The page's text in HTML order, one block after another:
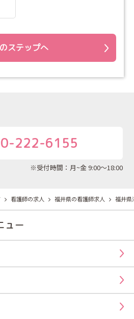
ステップへ
222-6155
※受付時間：月~金 9:00～18:00
看護師の求人 福井県の看護師求人 福井県
ュー